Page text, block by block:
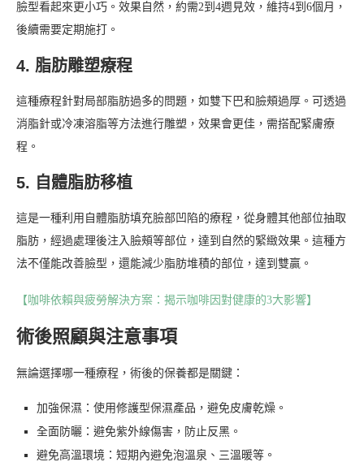
臉型看起來更小巧。效果自然，約需2到4週見效，維持4到6個月，
後續需要定期施打。
4. 脂肪雕塑療程
這種療程針對局部脂肪過多的問題，如雙下巴和臉頰過厚。可透過
消脂針或冷凍溶脂等方法進行雕塑，效果會更佳，需搭配緊膚療
程。
5. 自體脂肪移植
這是一種利用自體脂肪填充臉部凹陷的療程，從身體其他部位抽取
脂肪，經過處理後注入臉頰等部位，達到自然的緊緻效果。這種方
法不僅能改善臉型，還能減少脂肪堆積的部位，達到雙贏。
【咖啡依賴與疲勞解決方案：揭示咖啡因對健康的3大影響】
術後照顧與注意事項
無論選擇哪一種療程，術後的保養都是關鍵：
加強保濕：使用修護型保濕產品，避免皮膚乾燥。
全面防曬：避免紫外線傷害，防止反黑。
避免高溫環境：短期內避免泡溫泉、三溫暖等。